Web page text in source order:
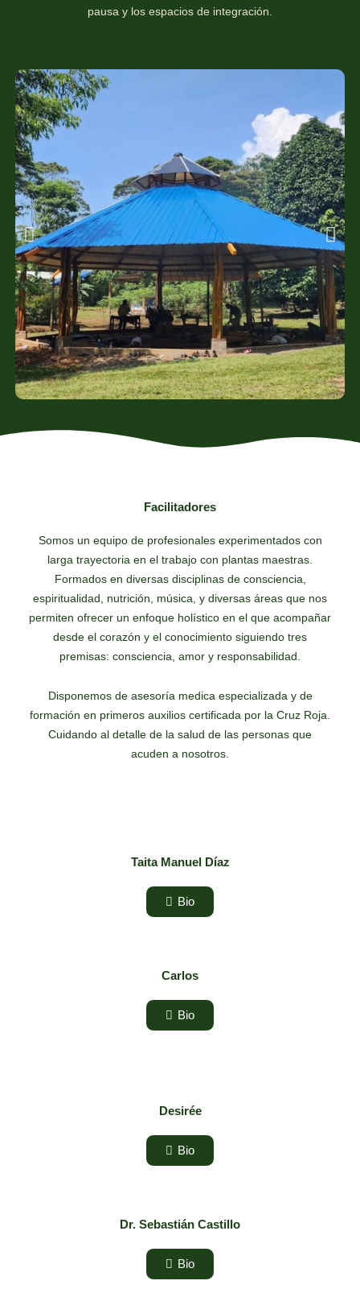
pausa y los espacios de integración.
Facilitadores
Somos un equipo de profesionales experimentados con
larga trayectoria en el trabajo con plantas maestras.
Formados en diversas disciplinas de consciencia,
espiritualidad, nutrición, música, y diversas áreas que nos
permiten ofrecer un enfoque holístico en el que acompañar
desde el corazón y el conocimiento siguiendo tres
premisas: consciencia, amor y responsabilidad.
Disponemos de asesoría medica especializada y de
formación en primeros auxilios certificada por la Cruz Roja.
Cuidando al detalle de la salud de las personas que
acuden a nosotros.
Taita Manuel Díaz
Bio
Carlos
Bio
Desirée
Bio
Dr. Sebastián Castillo
Bio